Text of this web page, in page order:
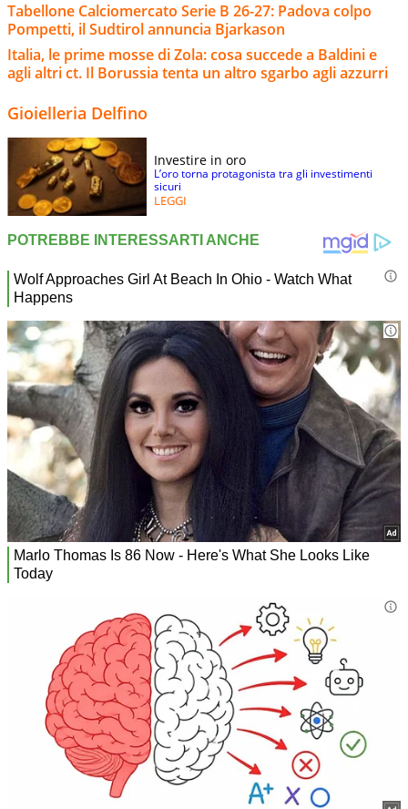
Tabellone Calciomercato Serie B 26-27: Padova colpo
Pompetti, il Sudtirol annuncia Bjarkason
Italia, le prime mosse di Zola: cosa succede a Baldini e
agli altri ct. Il Borussia tenta un altro sgarbo agli azzurri
Gioielleria Delfino
Investire in oro
L’oro torna protagonista tra gli investimenti
sicuri
LEGGI